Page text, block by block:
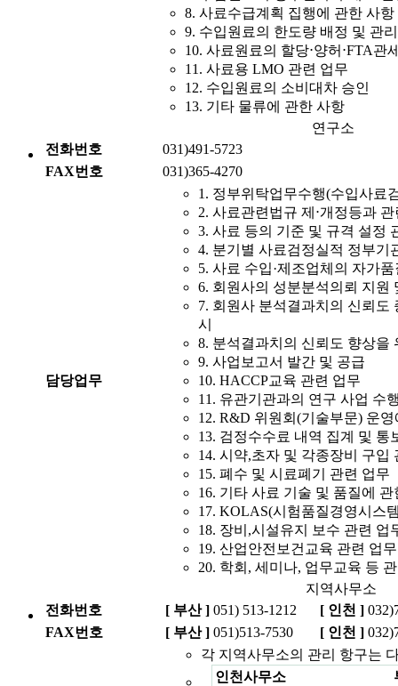
8. 사료수급계획 집행에 관한 사항
9. 수입원료의 한도량 배정 및 관리
10. 사료원료의 할당⋅양허⋅FTA관
11. 사료용 LMO 관련 업무
12. 수입원료의 소비대차 승인
13. 기타 물류에 관한 사항
연구소
전화번호
031)491-5723
FAX번호
031)365-4270
담당업무
1. 정부위탁업무수행(수입사료
2. 사료관련법규 제⋅개정등과
3. 사료 등의 기준 및 규격 설정
4. 분기별 사료검정실적 정부기
5. 사료 수입·제조업체의 자가
6. 회원사의 성분분석의뢰 지원
7. 회원사 분석결과치의 신뢰도
시
8. 분석결과치의 신뢰도 향상을
9. 사업보고서 발간 및 공급
10. HACCP교육 관련 업무
11. 유관기관과의 연구 사업 수
12. R&D 위원회(기술부문) 운
13. 검정수수료 내역 집계 및 통
14. 시약,초자 및 각종장비 구입
15. 폐수 및 시료폐기 관련 업무
16. 기타 사료 기술 및 품질에
17. KOLAS(시험품질경영시스
18. 장비,시설유지 보수 관련 업
19. 산업안전보건교육 관련 업무
20. 학회, 세미나, 업무교육 등
지역사무소
전화번호
[ 부산 ] 051) 513-1212 [ 인천 ]
FAX번호
[ 부산 ] 051)513-7530 [ 인천 ]
각 지역사무소의 관리 항구는
인천사무소